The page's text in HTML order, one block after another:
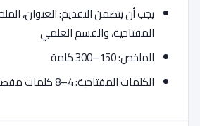
إدارة الموارد البشرية الإلكترونية
ادارة الموارد البشرية
يجب أن يتضمن التقديم: العنوان،
المفتاحية، والقسم العلمي
الملخص: 150–300 كلمة
الكلمات المفتاحية: 4–8 كلمات مفصولة بفاصلة